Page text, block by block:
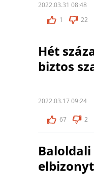
2022.03.31 08:48
1
22
Hét
biztos
2022.03.17 09:24
67 2
Baloldali